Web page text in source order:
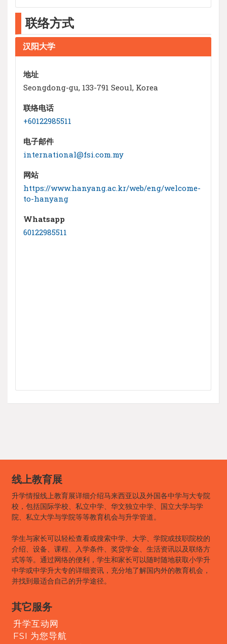
联络方式
汉阳大学
地址
Seongdong-gu, 133-791 Seoul, Korea
联络电话
+60122985511
电子邮件
international@fsi.com.my
网站
https://www.hanyang.ac.kr/web/eng/welcome-
to-hanyang
Whatsapp
60122985511
线上教育展
升学情报线上教育展详细介绍马来西亚以及外国各中学与大专院
校，包括国际学校、私立中学、华文独立中学、国立大学与学
院、私立大学与学院等等教育机会与升学管道。
学生与家长可以轻松查看或搜索中学、大学、学院或技职院校的
介绍、设备、课程、入学条件、奖贷学金、生活资讯以及联络方
式等等。通过网络的便利，学生和家长可以随时随地获取小学升
中学或中学升大专的详细资讯，充分地了解国内外的教育机会，
并找到最适合自己的升学途径。
其它服务
升学互动网
FSI 为您导航